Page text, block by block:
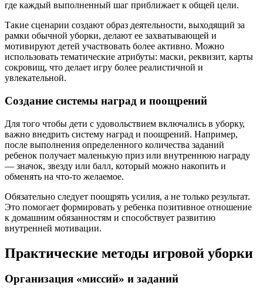
где каждый выполненный шаг приближает к общей цели.
Такие сценарии создают образ деятельности, выходящий за
рамки обычной уборки, делают ее захватывающей и
мотивируют детей участвовать более активно. Можно
использовать тематические атрибуты: маски, реквизит, карты
сокровищ, что делает игру более реалистичной и
увлекательной.
Создание системы наград и поощрений
Для того чтобы дети с удовольствием включались в уборку,
важно внедрить систему наград и поощрений. Например,
после выполнения определенного количества заданий
ребенок получает маленькую приз или внутреннюю награду
— значок, звезду или балл, который можно накопить и
обменять на что-то желаемое.
Обязательно следует поощрять усилия, а не только результат.
Это помогает формировать у ребенка позитивное отношение
к домашним обязанностям и способствует развитию
внутренней мотивации.
Практические методы игровой уборки
Организация «миссий» и заданий